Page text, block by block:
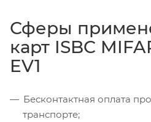
Сферы
карт ISBC
EV1
Бесконтактная оплата
транспорте;